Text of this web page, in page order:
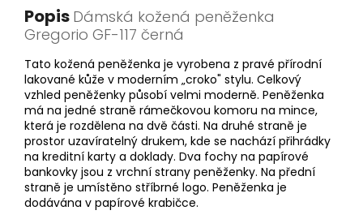
Popis Dámská kožená peněženka
Gregorio GF-117 černá
Tato kožená peněženka je vyrobena z pravé přírodní
lakované kůže v moderním „croko" stylu. Celkový
vzhled peněženky působí velmi moderně. Peněženka
má na jedné straně rámečkovou komoru na mince,
která je rozdělena na dvě části. Na druhé straně je
prostor uzavíratelný drukem, kde se nachází přihrádky
na kreditní karty a doklady. Dva fochy na papírové
bankovky jsou z vrchní strany peněženky. Na přední
straně je umístěno stříbrné logo. Peněženka je
dodávána v papírové krabičce.